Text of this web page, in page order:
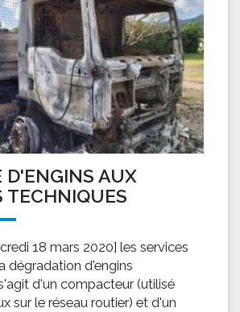
D'ENGINS AUX
TECHNIQUES
18 mars 2020] les services
dégradation d'engins
d'un compacteur (utilisé
sur le réseau routier) et d'un